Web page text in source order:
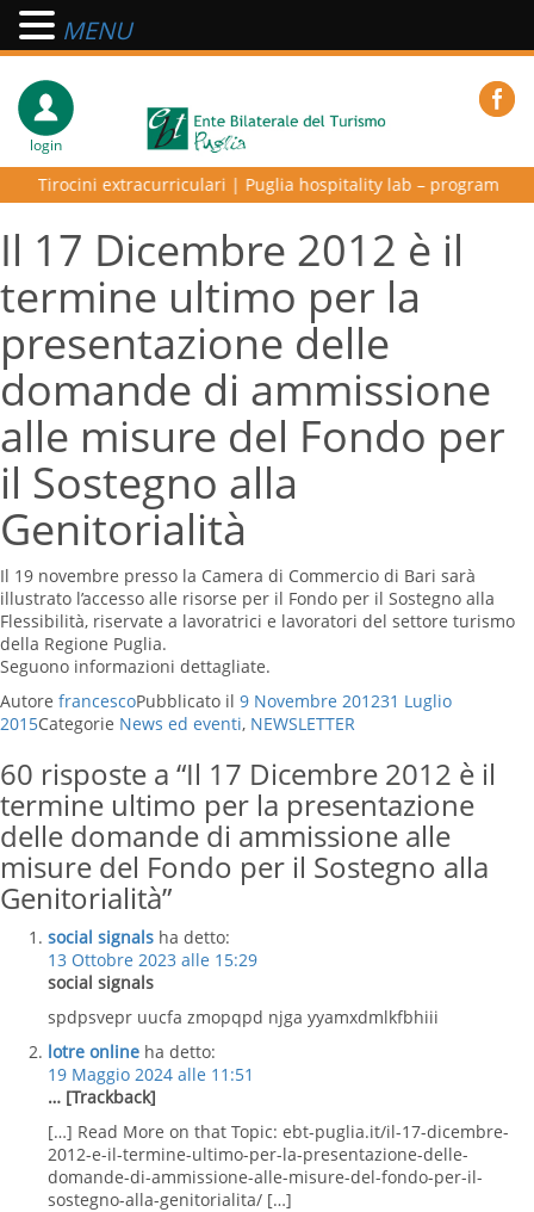
login
extracurriculari|Puglia hospitality lab – programma di
Il 17 Dicembre 2012 è il
termine ultimo per la
presentazione delle
domande di ammissione
alle misure del Fondo per
il Sostegno alla
Genitorialità
Il 19 novembre presso la Camera di Commercio di Bari sarà
illustrato l’accesso alle risorse per il Fondo per il Sostegno alla
Flessibilità, riservate a lavoratrici e lavoratori del settore turismo
della Regione Puglia.
Seguono informazioni dettagliate.
Autore francescoPubblicato il 9 Novembre 201231 Luglio
2015Categorie News ed eventi, NEWSLETTER
60 risposte a “Il 17 Dicembre 2012 è il
termine ultimo per la presentazione
delle domande di ammissione alle
misure del Fondo per il Sostegno alla
Genitorialità”
social signals ha detto:
13 Ottobre 2023 alle 15:29
social signals
spdpsvepr uucfa zmopqpd njga yyamxdmlkfbhiii
lotre online ha detto:
19 Maggio 2024 alle 11:51
… [Trackback]
[…] Read More on that Topic: ebt-puglia.it/il-17-dicembre-
2012-e-il-termine-ultimo-per-la-presentazione-delle-
domande-di-ammissione-alle-misure-del-fondo-per-il-
sostegno-alla-genitorialita/ […]
MENU